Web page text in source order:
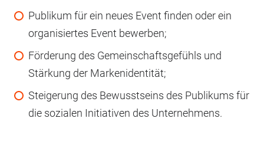
Publikum für ein neues Event finden oder ein
organisiertes Event bewerben;
Förderung des Gemeinschaftsgefühls und
Stärkung der Markenidentität;
Steigerung des Bewusstseins des Publikums für
die sozialen Initiativen des Unternehmens.